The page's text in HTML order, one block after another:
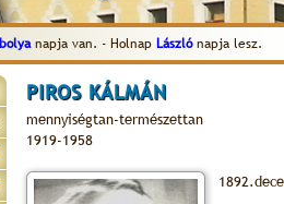
Ibolyanapja van. - Holnap Lászlónapja lesz.
PIROS KÁLMÁN
mennyiségtan-természettan
1919-1958